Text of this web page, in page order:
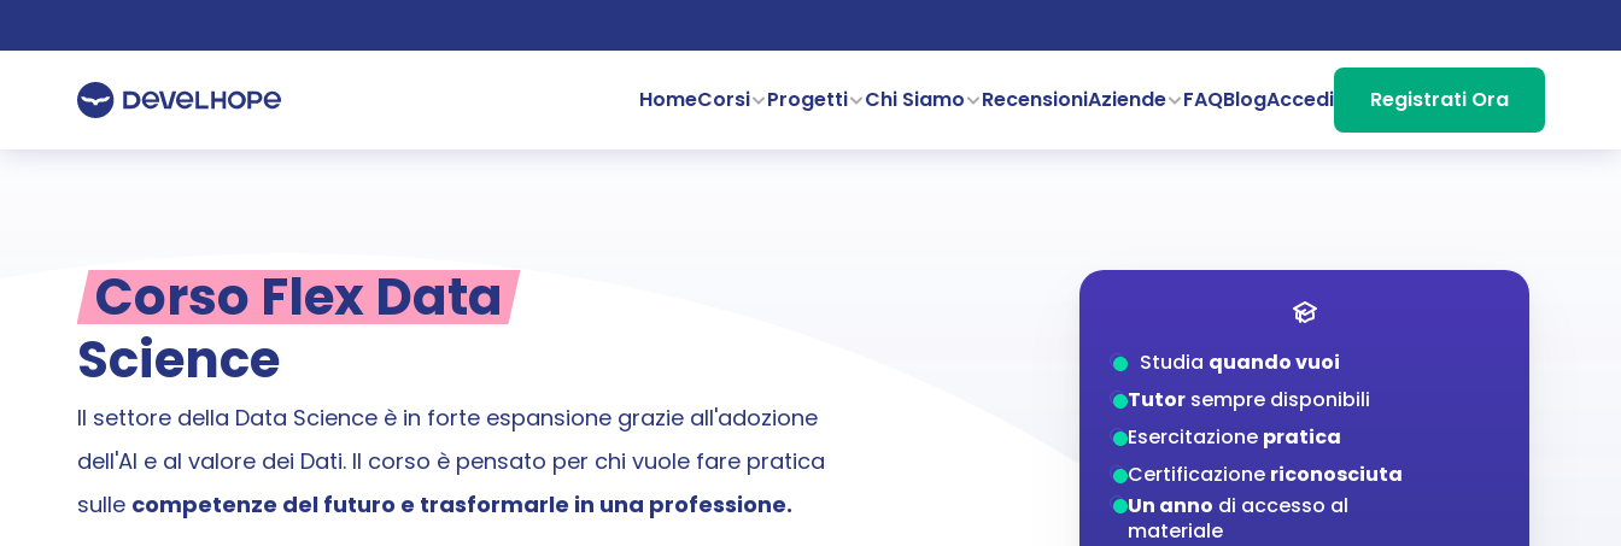
HomeCorsi Progetti Chi Siamo RecensioniAziende FAQBlogAccedi Registrati Ora
Corso Flex Data
Science
Il settore della Data Science è in forte espansione grazie all'adozione
dell'AI e al valore dei Dati. Il corso è pensato per chi vuole fare pratica
sulle competenze del futuro e trasformarle in una professione.
Studia quando vuoi
Tutor sempre disponibili
Esercitazione pratica
Certificazione riconosciuta
Un anno di accesso al
materiale